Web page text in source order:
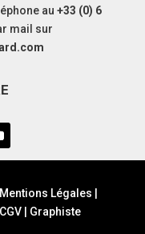
au+33 (0) 6
mail sur
Mentions Légales
CGV| Graphiste